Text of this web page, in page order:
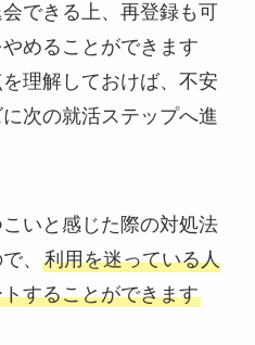
できる上、再登録も可
めることができます
理解しておけば、不安
次の就活ステップへ進
いと感じた際の対処法
、 利用を迷っている人
することができます